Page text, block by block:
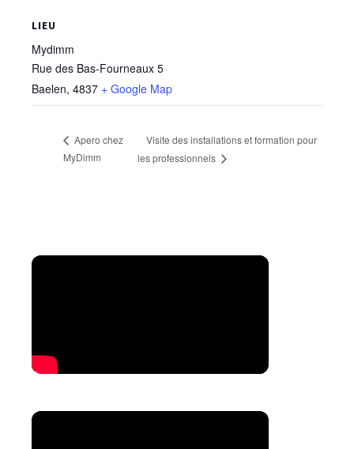
LIEU
Mydimm
Rue des Bas-Fourneaux 5
Baelen, 4837 + Google Map
Apero chez
MyDimm
Visite des installations et formation pour
les professionnels